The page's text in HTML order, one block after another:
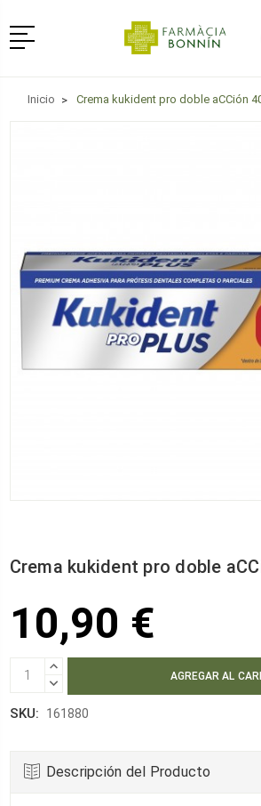
Menú
Inicio Crema kukident pro doble aCCión
Crema kukident pro doble
10,90 €
AUMENTAR
CANTIDAD:
DISMINUIR
SKU: 161880
Descripción del Producto